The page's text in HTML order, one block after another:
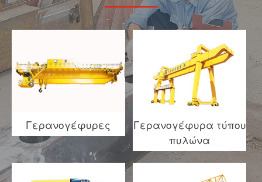
Γερανογέφυρες
Γερανογέφυρα τύπου
πυλώνα